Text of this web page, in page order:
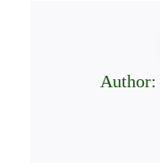
Author: